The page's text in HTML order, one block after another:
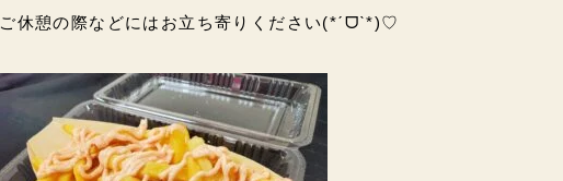
ご休憩の際などにはお立ち寄りください(*ˊᗜˋ*)♡